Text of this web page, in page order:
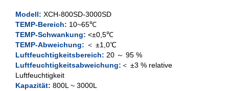
XCH-2000SD
XCH-3000SD
Modell: XCH-800SD-3000SD
TEMP-Bereich: 10~65℃
TEMP-Schwankung: <±0,5℃
TEMP-Abweichung: ＜ ±1,0℃
Luftfeuchtigkeitsbereich: 20 ～ 95 %
Luftfeuchtigkeitsabweichung: ＜ ±3 % relative
Luftfeuchtigkeit
Kapazität: 800L ~ 3000L